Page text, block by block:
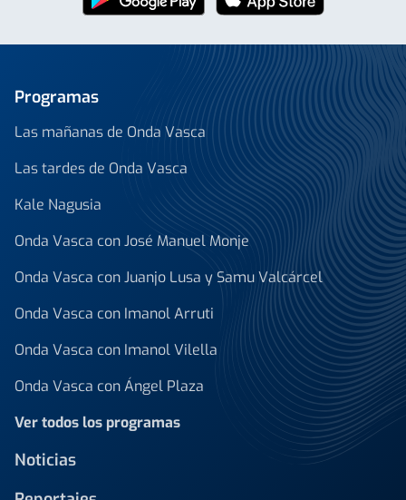
Programas
Las mañanas de Onda Vasca
Las tardes de Onda Vasca
Kale Nagusia
Onda Vasca con José Manuel Monje
Onda Vasca con Juanjo Lusa y Samu Valcárcel
Onda Vasca con Imanol Arruti
Onda Vasca con Imanol Vilella
Onda Vasca con Ángel Plaza
Ver todos los programas
Noticias